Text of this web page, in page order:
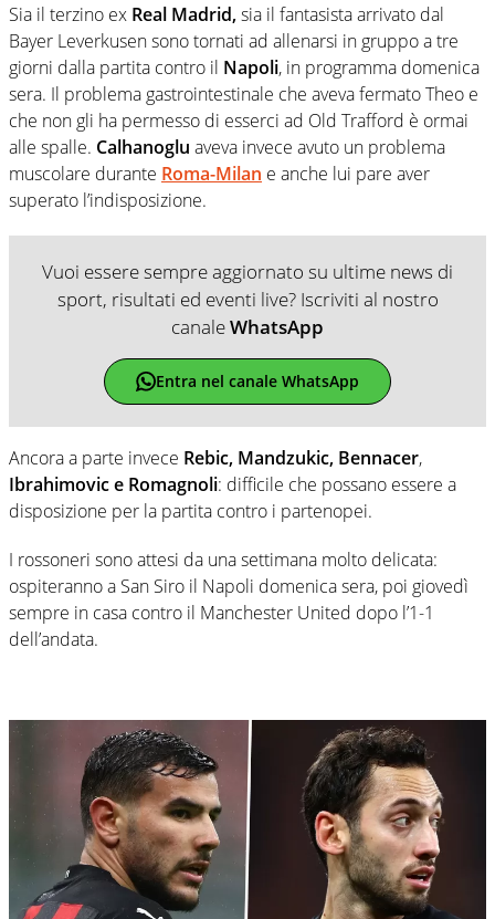
Sia il terzino ex Real Madrid,sia il fantasista arrivato dal
Bayer Leverkusen sono tornati ad allenarsi in gruppo a tre
giorni dalla partita contro il Napoli, in programma domenica
sera. Il problema gastrointestinale che aveva fermato Theo e
che non gli ha permesso di esserci ad Old Trafford è ormai
alle spalle. Calhanoglu aveva invece avuto un problema
muscolare durante Roma-Milan e anche lui pare aver
superato l’indisposizione.
Vuoi essere sempre aggiornato su ultime news di
sport, risultati ed eventi live? Iscriviti al nostro
canaleWhatsApp
Entra nel canale WhatsApp
Ancora a parte invece Rebic, Mandzukic, Bennacer,
Ibrahimovic e Romagnoli: difficile che possano essere a
disposizione per la partita contro i partenopei.
I rossoneri sono attesi da una settimana molto delicata:
ospiteranno a San Siro il Napoli domenica sera, poi giovedì
sempre in casa contro il Manchester United dopo l’1-1
dell’andata.